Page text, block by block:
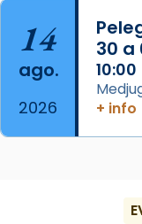
14
ago.
2026
30 a
10:00
+ info